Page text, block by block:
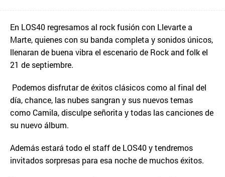
En LOS40 regresamos al rock fusión con Llevarte a
Marte, quienes con su banda completa y sonidos únicos,
llenaran de buena vibra el escenario de Rock and folk el
21 de septiembre.
Podemos disfrutar de éxitos clásicos como al final del
día, chance, las nubes sangran y sus nuevos temas
como Camila, disculpe señorita y todas las canciones de
su nuevo álbum.
Además estará todo el staff de LOS40 y tendremos
invitados sorpresas para esa noche de muchos éxitos.